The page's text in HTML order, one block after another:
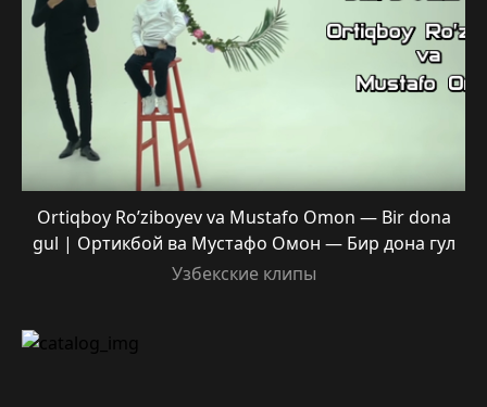
Ortiqboy Ro’ziboyev va Mustafo Omon — Bir dona
gul | Ортикбой ва Мустафо Омон — Бир дона гул
Узбекские клипы